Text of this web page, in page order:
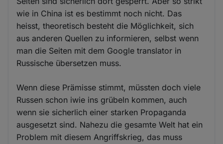
wie in China ist es bestimmt noch nicht. Das
heisst, theoretisch besteht die Möglichkeit, sich
aus anderen Quellen zu informieren, selbst wenn
man die Seiten mit dem Google translator in
Russische übersetzen muss.
Wenn diese Prämisse stimmt, müssten doch viele
Russen schon iwie ins grübeln kommen, auch
wenn sie sicherlich einer starken Propaganda
ausgesetzt sind. Nahezu die gesamte Welt hat ein
Problem mit diesem Angriffskrieg, das muss